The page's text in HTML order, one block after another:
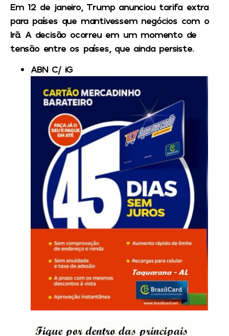
Em 12 de janeiro, Trump anunciou tarifa extra
para países que mantivessem negócios com o
Irã. A decisão ocorreu em um momento de
tensão entre os países, que ainda persiste.
ABN C/ iG